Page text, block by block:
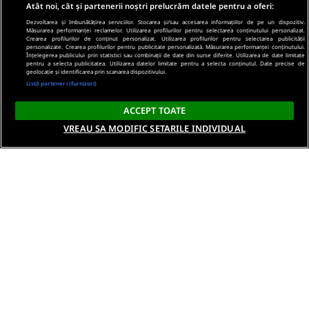
Atât noi, cât și partenerii noștri prelucrăm datele pentru a oferi:
Dezvoltarea și îmbunătățirea serviciilor. Stocarea și/sau accesarea informațiilor de pe un dispozitiv.
Măsurarea performanței reclamelor. Utilizarea profilurilor pentru selectarea conținutului personalizat.
Crearea profilurilor de conținut personalizat. Utilizarea profilurilor pentru selectarea publicității
personalizate. Crearea profilurilor pentru publicitate personalizată. Măsurarea performanței conținutului.
Înțelegerea publicului prin statistici sau combinații de date din surse diferite. Utilizarea de date limitate
pentru a selecta publicitatea. Utilizarea datelor limitate pentru a selecta conținutul. Date precise de
geolocație și identificarea prin scanarea dispozitivului.
Listă parteneri (furnizori)
ACCEPT TOATE
VREAU SA MODIFIC SETARILE INDIVIDUAL